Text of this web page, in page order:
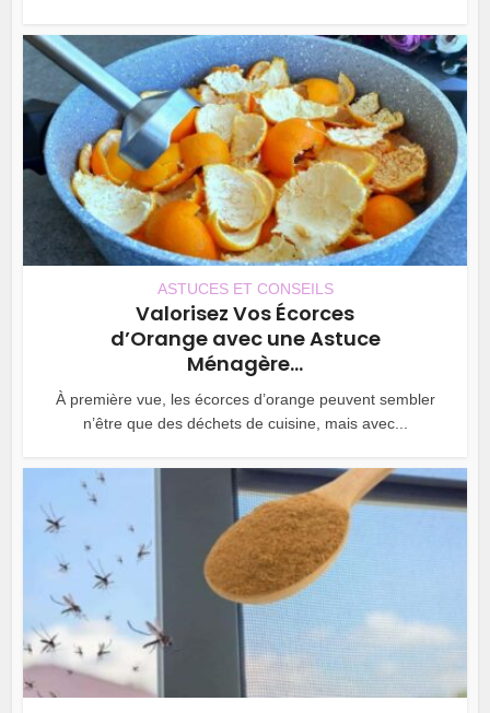
ASTUCES ET CONSEILS
Valorisez Vos Écorces
d’Orange avec une Astuce
Ménagère...
À première vue, les écorces d’orange peuvent sembler
n’être que des déchets de cuisine, mais avec...